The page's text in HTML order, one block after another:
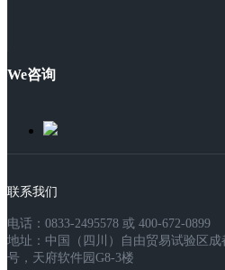
We咨询
联系我们
电话：0833-2495578 或 400-672-0899
地址：中国（四川）自由贸易试验区
号，天府软件园G8-3楼